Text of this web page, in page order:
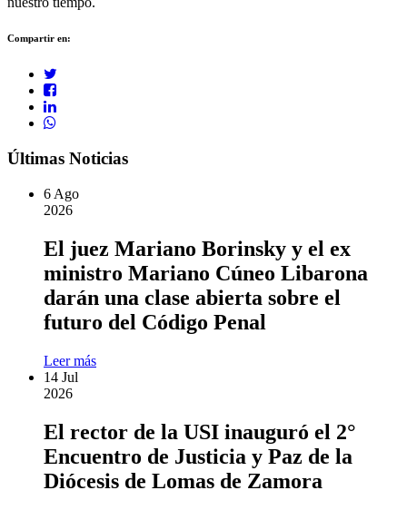
Compartir en:
Últimas Noticias
6 Ago
2026
El juez Mariano Borinsky y el ex
ministro Mariano Cúneo Libarona
darán una clase abierta sobre el
futuro del Código Penal
Leer más
14 Jul
2026
El rector de la USI inauguró el 2°
Encuentro de Justicia y Paz de la
Diócesis de Lomas de Zamora